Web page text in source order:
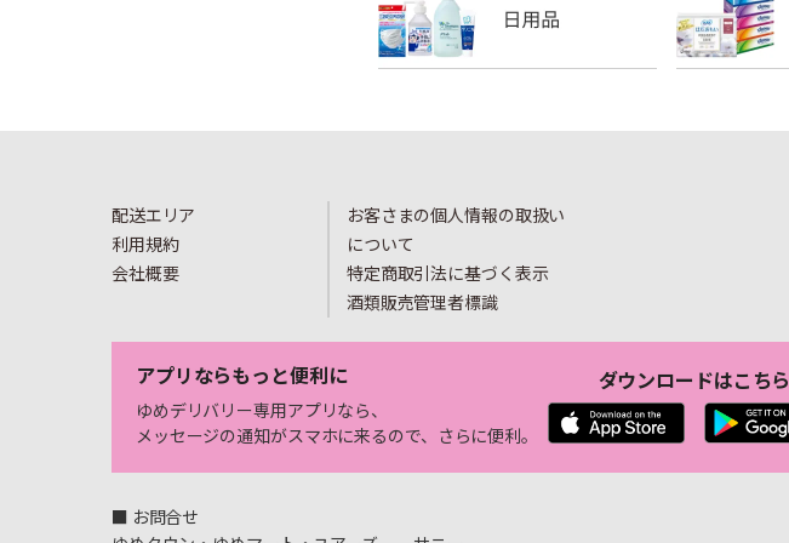
配送エリア
利用規約
会社概要
お客さまの個人情報の取扱い
について
特定商取引法に基づく表示
酒類販売管理者標識
アプリならもっと便利に
ゆめデリバリー専用アプリなら、
メッセージの通知がスマホに来るので、さらに便利。
ダウンロードはこちら
■ お問合せ